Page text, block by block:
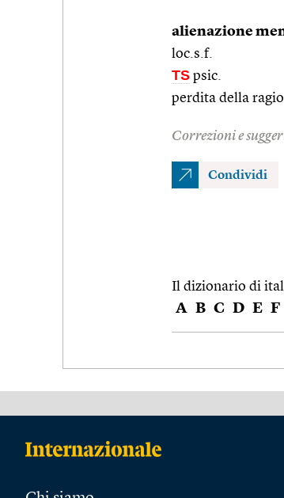
alienazione
loc.s.f.
TS psic.
perdita della
Correzioni e
Condividi
Il dizionario di
A B C D E F